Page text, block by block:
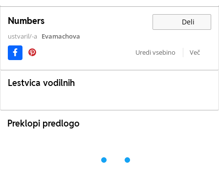
Numbers Deli
ustvaril/-a
Evamachova
Uredi vsebino
Več
Lestvica vodilnih
Preklopi predlogo